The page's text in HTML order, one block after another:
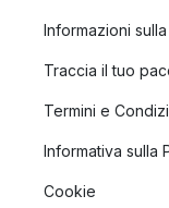
Informazioni
Traccia il tuo
Termini e
Informativa sulla
Cookie